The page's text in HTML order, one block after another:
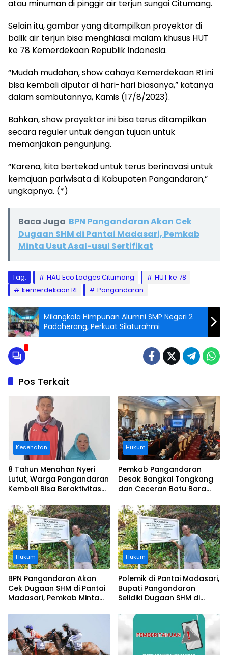
atau minuman di pinggir air terjun sungai Citumang.
Selain itu, gambar yang ditampilkan proyektor di
balik air terjun bisa menghiasai malam khusus HUT
ke 78 Kemerdekaan Republik Indonesia.
“Mudah mudahan, show cahaya Kemerdekaan RI ini
bisa kembali diputar di hari-hari biasanya,” katanya
dalam sambutannya, Kamis (17/8/2023).
Bahkan, show proyektor ini bisa terus ditampilkan
secara reguler untuk dengan tujuan untuk
memanjakan pengunjung.
“Karena, kita bertekad untuk terus berinovasi untuk
kemajuan pariwisata di Kabupaten Pangandaran,”
ungkapnya. (*)
Baca Juga BPN Pangandaran Akan Cek
Dugaan SHM di Pantai Madasari, Pemkab
Minta Usut Asal-usul Sertifikat
Tag: HAU Eco Lodges Citumang
HUT ke 78
kemerdekaan RI
Pangandaran
Milangkala Himpunan Alumni SMP Negeri 2
Padaherang, Perkuat Silaturahmi
1
Pos Terkait
Kesehatan
8 Tahun Menahan Nyeri
Lutut, Warga Pangandaran
Kembali Bisa Beraktivitas
Ditanggung BPJS
Hukum
Pemkab Pangandaran
Desak Bangkai Tongkang
dan Ceceran Batu Bara
Buruknya Koordinasi
Perusahaan
Hukum
BPN Pangandaran Akan
Cek Dugaan SHM di Pantai
Madasari, Pemkab Minta
Hukum
Polemik di Pantai Madasari,
Bupati Pangandaran
Selidiki Dugaan SHM di
Pantai